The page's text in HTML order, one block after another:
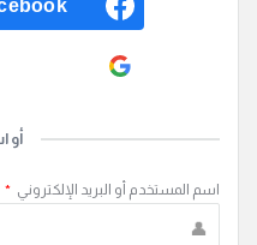
أو
اسم المستخدم أو البريد الإلكتروني *